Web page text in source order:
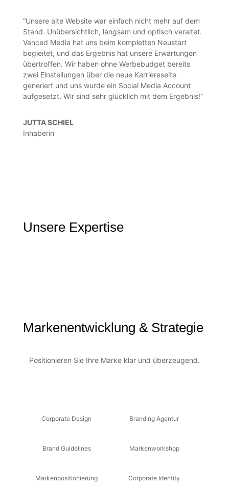
“Unsere alte Website war einfach nicht mehr auf dem
Stand. Unübersichtlich, langsam und optisch veraltet.
Vanced Media hat uns beim kompletten Neustart
begleitet, und das Ergebnis hat unsere Erwartungen
übertroffen. Wir haben ohne Werbebudget bereits
zwei Einstellungen über die neue Karriereseite
generiert und uns wurde ein Social Media Account
aufgesetzt. Wir sind sehr glücklich mit dem Ergebnis!“
JUTTA SCHIEL
Inhaberin
Unsere Expertise
Markenentwicklung & Strategie
Positionieren Sie Ihre Marke klar und überzeugend.
Corporate Design Branding Agentur
Brand Guidelines Markenworkshop
Markenpositionierung Corporate Identity